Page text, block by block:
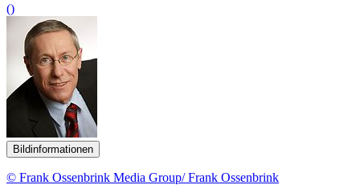
()
Bildinformationen
© Frank Ossenbrink Media Group/ Frank Ossenbrink